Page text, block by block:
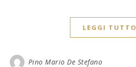
LEGGI TUTTO
Pino Mario De Stefano